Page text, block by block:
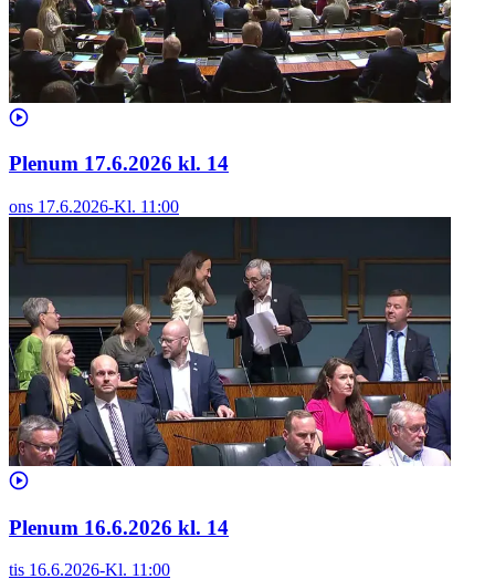
Plenum 17.6.2026 kl. 14
ons 17.6.2026-Kl. 11:00
Plenum 16.6.2026 kl. 14
tis 16.6.2026-Kl. 11:00